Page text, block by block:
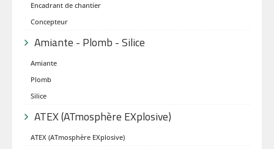
Encadrant de chantier
Concepteur
Amiante - Plomb - Silice
Amiante
Plomb
Silice
ATEX (ATmosphère EXplosive)
ATEX (ATmosphère EXplosive)